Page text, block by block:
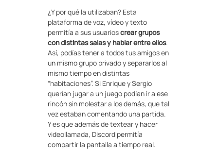
¿Y por qué la utilizaban? Esta
plataforma de voz, vídeo y texto
permitía a sus usuarioscrear grupos
con distintas salas y hablar entre ellos.
Así, podías tener a todos tus amigos en
un mismo grupo privado y separarlos al
mismo tiempo en distintas
“habitaciones”. Si Enrique y Sergio
querían jugar a un juego podían ir a ese
rincón sin molestar a los demás, que tal
vez estaban comentando una partida.
Y es que además de textear y hacer
videollamada, Discord permitía
compartir la pantalla a tiempo real.